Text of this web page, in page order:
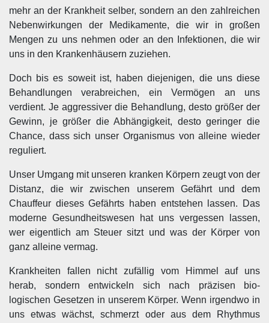
mehr an der Krankheit selber, sondern an den zahlreichen
Nebenwirkungen der Medikamente, die wir in großen
Mengen zu uns nehmen oder an den Infektionen, die wir
uns in den Krankenhäusern zuziehen.
Doch bis es soweit ist, haben diejenigen, die uns diese
Behandlungen verabreichen, ein Vermögen an uns
verdient. Je aggressiver die Behandlung, desto größer der
Gewinn, je größer die Abhängigkeit, desto geringer die
Chance, dass sich unser Organismus von alleine wieder
reguliert.
Unser Umgang mit unseren kranken Körpern zeugt von der
Distanz, die wir zwischen unserem Gefährt und dem
Chauffeur dieses Gefährts haben entstehen lassen. Das
moderne Gesundheitswesen hat uns vergessen lassen,
wer eigentlich am Steuer sitzt und was der Körper von
ganz alleine vermag.
Krankheiten fallen nicht zufällig vom Himmel auf uns
herab, sondern entwickeln sich nach präzisen bio-
logischen Gesetzen in unserem Körper. Wenn irgendwo in
uns etwas wächst, schmerzt oder aus dem Rhythmus